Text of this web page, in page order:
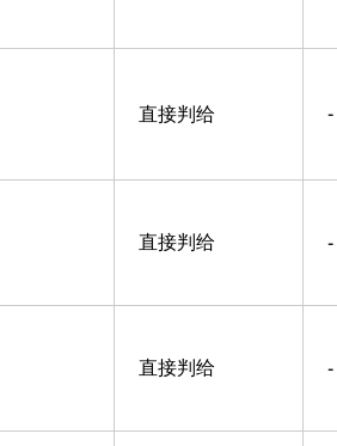
直接判给 -
直接判给 -
直接判给 -